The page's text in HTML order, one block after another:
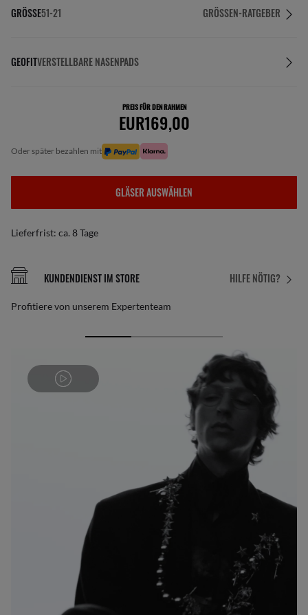
GRÖSSE51-21 GRÖSSEN-RATGEBER
GEOFITVERSTELLBARE NASENPADS
PREIS FÜR DEN RAHMEN
EUR169,00
oder später bezahlen mit
GLÄSER AUSWÄHLEN
Lieferfrist: ca. 8 Tage
HILFE NÖTIG?
KUNDENDIENST IM STORE
Profitiere von unserem Expertenteam